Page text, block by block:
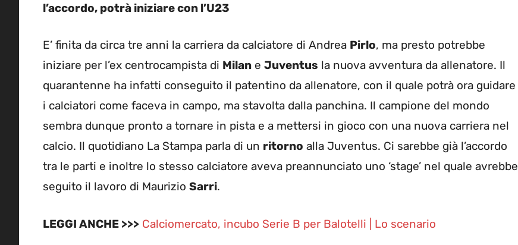
l’accordo, potrà iniziare con l’U23
E’ finita da circa tre anni la carriera da calciatore di Andrea Pirlo, ma presto potrebbe
iniziare per l’ex centrocampista di Milan e Juventus la nuova avventura da allenatore. Il
quarantenne ha infatti conseguito il patentino da allenatore, con il quale potrà ora guidare
i calciatori come faceva in campo, ma stavolta dalla panchina. Il campione del mondo
sembra dunque pronto a tornare in pista e a mettersi in gioco con una nuova carriera nel
calcio. Il quotidiano La Stampa parla di un ritorno alla Juventus. Ci sarebbe già l’accordo
tra le parti e inoltre lo stesso calciatore aveva preannunciato uno ‘stage’ nel quale avrebbe
seguito il lavoro di Maurizio Sarri.
LEGGI ANCHE >>> Calciomercato, incubo Serie B per Balotelli | Lo scenario